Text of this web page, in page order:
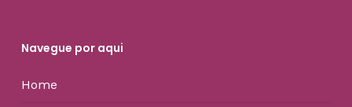
Navegue por aqui
Home